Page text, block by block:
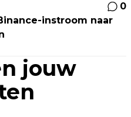
0
instroom naar
jouw